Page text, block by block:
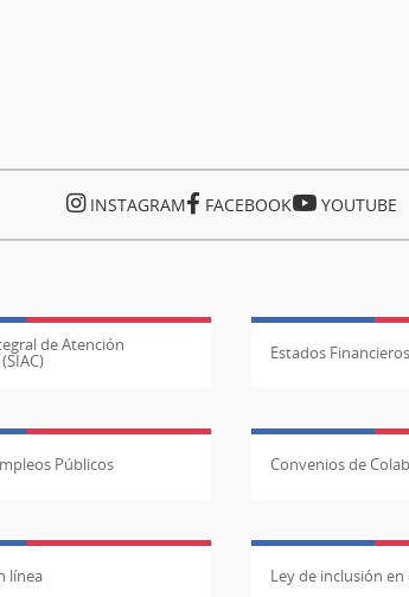
INSTAGRAM FACEBOOK YOUTUBE
de Atención Estados Financieros
Públicos Convenios de
línea Ley de inclusión en